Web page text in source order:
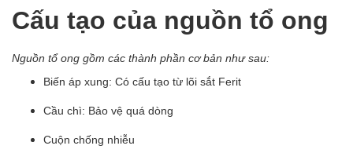
Cấu tạo của nguồn tổ ong
Nguồn tổ ong gồm các thành phần cơ bản như sau:
Biến áp xung: Có cấu tạo từ lõi sắt Ferit
Cầu chì: Bảo vệ quá dòng
Cuộn chống nhiễu